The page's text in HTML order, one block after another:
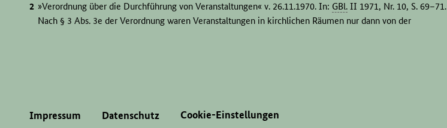
»Verordnung über die Durchführung von Veranstaltungen« v. 26.11.1970. In: GBl. II 1971, Nr. 10, S. 69–71.
Nach § 3 Abs. 3e der Verordnung waren Veranstaltungen in kirchlichen Räumen nur dann von der
Impressum Datenschutz Cookie-Einstellungen